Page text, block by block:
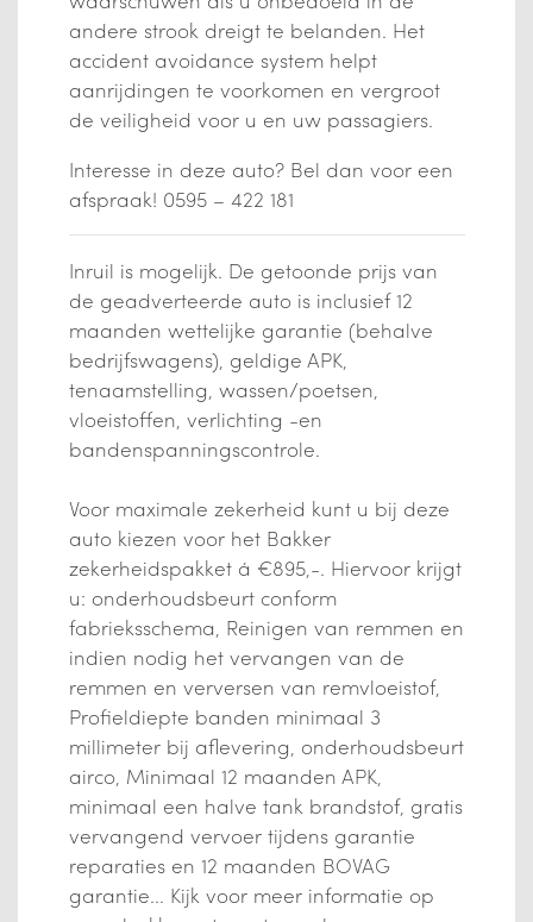
andere strook dreigt te belanden. Het
accident avoidance system helpt
aanrijdingen te voorkomen en vergroot
de veiligheid voor u en uw passagiers.
Interesse in deze auto? Bel dan voor een
afspraak! 0595 – 422 181
Inruil is mogelijk. De getoonde prijs van
de geadverteerde auto is inclusief 12
maanden wettelijke garantie (behalve
bedrijfswagens), geldige APK,
tenaamstelling, wassen/poetsen,
vloeistoffen, verlichting -en
bandenspanningscontrole.
Voor maximale zekerheid kunt u bij deze
auto kiezen voor het Bakker
zekerheidspakket á €895,-. Hiervoor krijgt
u: onderhoudsbeurt conform
fabrieksschema, Reinigen van remmen en
indien nodig het vervangen van de
remmen en verversen van remvloeistof,
Profieldiepte banden minimaal 3
millimeter bij aflevering, onderhoudsbeurt
airco, Minimaal 12 maanden APK,
minimaal een halve tank brandstof, gratis
vervangend vervoer tijdens garantie
reparaties en 12 maanden BOVAG
garantie... Kijk voor meer informatie op